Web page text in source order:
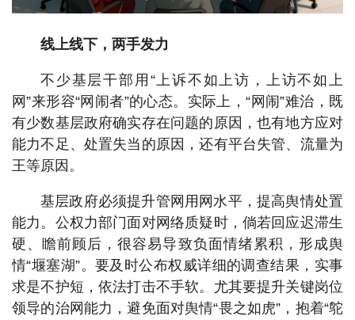
线上线下，两手发力
不少基层干部用“上诉不如上访，上访不如上
网”来形容“网闹者”的心态。实际上，“网闹”难治，既
有少数基层政府确实存在问题的原因，也有地方应对
能力不足、处置失当的原因，还有平台失管、流量为
王等原因。
基层政府必须提升管网用网水平，提高舆情处置
能力。公权力部门面对网络质疑时，倘若回应迟滞生
硬、瞻前顾后，很容易导致负面情绪累积，形成舆
情“堰塞湖”。要及时公布权威详细的调查结果，实事
求是不护短，依法打击不手软。尤其要提升关键岗位
领导的治网能力，避免面对舆情“畏之如虎”，抱着“鸵